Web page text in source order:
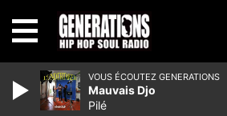
VOUS ÉCOUTEZ GENERATIONS
Mauvais Djo
Pilé